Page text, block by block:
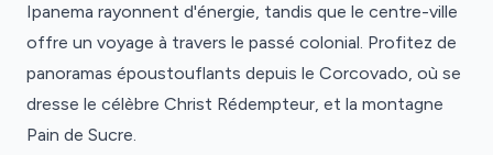
Ipanema rayonnent d'énergie, tandis que le centre-ville
offre un voyage à travers le passé colonial. Profitez de
panoramas époustouflants depuis le Corcovado, où se
dresse le célèbre Christ Rédempteur, et la montagne
Pain de Sucre.